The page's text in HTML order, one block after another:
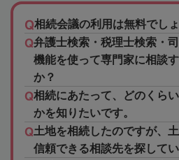
相続会議の利用は無料でし
弁護士検索・税理士検索・
機能を使って専門家に相談
か？
相続にあたって、どのくら
かを知りたいです。
土地を相続したのですが、
信頼できる相談先を探してい